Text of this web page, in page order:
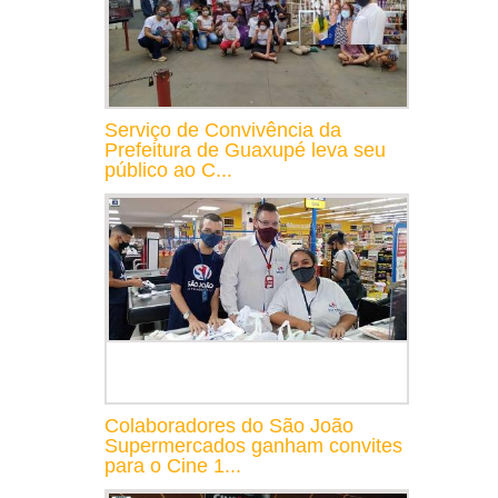
Serviço de Convivência da
Prefeitura de Guaxupé leva seu
público ao C...
Colaboradores do São João
Supermercados ganham convites
para o Cine 1...